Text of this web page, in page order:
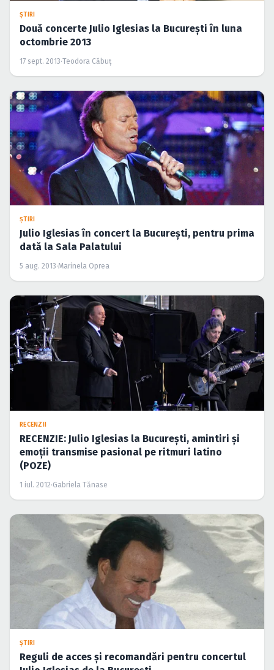
ŞTIRI
Două concerte Julio Iglesias la Bucureşti în luna
octombrie 2013
17 sept. 2013·Teodora Căbuţ
ŞTIRI
Julio Iglesias în concert la Bucureşti, pentru prima
dată la Sala Palatului
5 aug. 2013·Marinela Oprea
RECENZII
RECENZIE: Julio Iglesias la Bucureşti, amintiri şi
emoţii transmise pasional pe ritmuri latino
(POZE)
1 iul. 2012·Gabriela Tănase
ŞTIRI
Reguli de acces şi recomandări pentru concertul